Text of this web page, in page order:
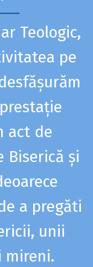
Teologic,
pe
act de
Biserică și
a pregăti
unii
mireni.